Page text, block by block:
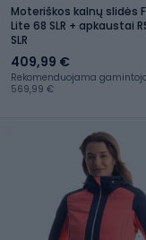
Moteriškos kalnų slidės
Lite 68 SLR + apkaustai
SLR
409,99 €
Rekomenduojama
569,99 €